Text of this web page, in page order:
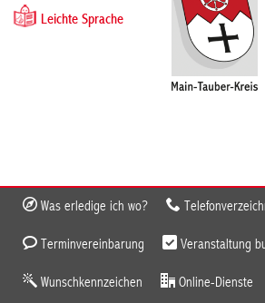
Leichte Sprache
Was erledige ich wo?
Terminvereinbarung Veranstaltung
Wunschkennzeichen Online-Dienste